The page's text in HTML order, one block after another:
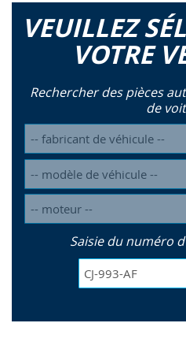
VEUILLEZ
VOTRE
Rechercher des pièces
de
Saisie du numéro